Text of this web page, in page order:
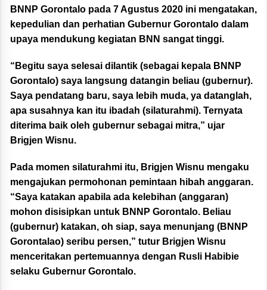
BNNP Gorontalo pada 7 Agustus 2020 ini mengatakan,
kepedulian dan perhatian Gubernur Gorontalo dalam
upaya mendukung kegiatan BNN sangat tinggi.
“Begitu saya selesai dilantik (sebagai kepala BNNP
Gorontalo) saya langsung datangin beliau (gubernur).
Saya pendatang baru, saya lebih muda, ya datanglah,
apa susahnya kan itu ibadah (silaturahmi). Ternyata
diterima baik oleh gubernur sebagai mitra,” ujar
Brigjen Wisnu.
Pada momen silaturahmi itu, Brigjen Wisnu mengaku
mengajukan permohonan pemintaan hibah anggaran.
“Saya katakan apabila ada kelebihan (anggaran)
mohon disisipkan untuk BNNP Gorontalo. Beliau
(gubernur) katakan, oh siap, saya menunjang (BNNP
Gorontalao) seribu persen,” tutur Brigjen Wisnu
menceritakan pertemuannya dengan Rusli Habibie
selaku Gubernur Gorontalo.